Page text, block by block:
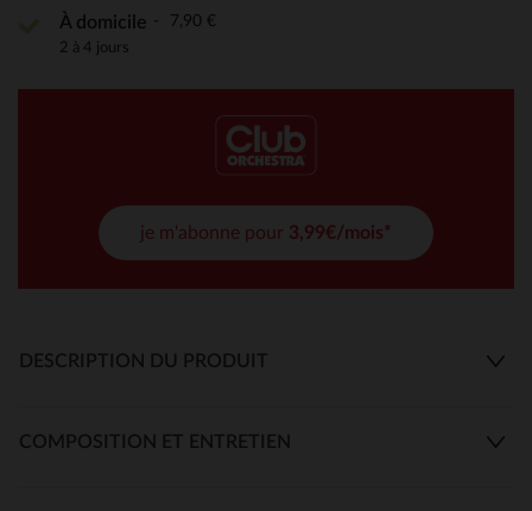
À domicile 7,90 €
2 à 4 jours
je m'abonne pour 3,99€/mois*
DESCRIPTION DU PRODUIT
COMPOSITION ET ENTRETIEN